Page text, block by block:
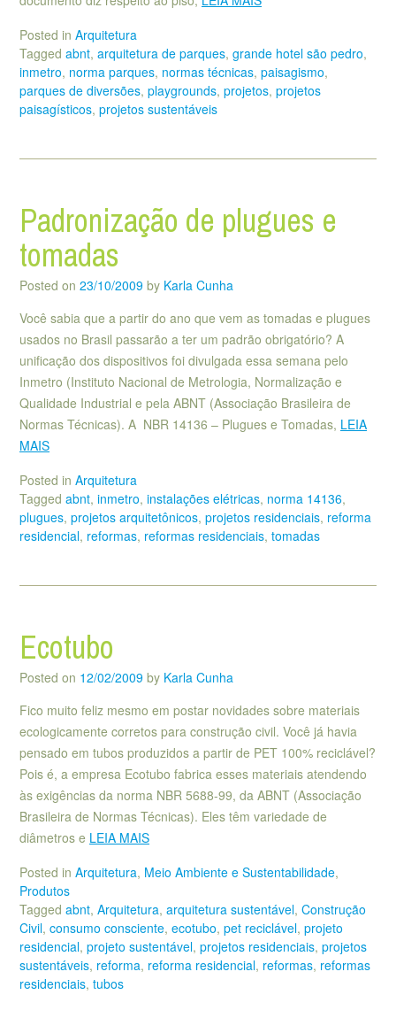
Posted in Arquitetura
Tagged abnt, arquitetura de parques, grande hotel são pedro,
inmetro, norma parques, normas técnicas, paisagismo,
parques de diversões, playgrounds, projetos, projetos
paisagísticos, projetos sustentáveis
Padronização de plugues e
tomadas
Posted on 23/10/2009 by Karla Cunha
Você sabia que a partir do ano que vem as tomadas e plugues
usados no Brasil passarão a ter um padrão obrigatório? A
unificação dos dispositivos foi divulgada essa semana pelo
Inmetro (Instituto Nacional de Metrologia, Normalização e
Qualidade Industrial e pela ABNT (Associação Brasileira de
Normas Técnicas). A NBR 14136 – Plugues e Tomadas, LEIA
MAIS
Posted in Arquitetura
Tagged abnt, inmetro, instalações elétricas, norma 14136,
plugues, projetos arquitetônicos, projetos residenciais, reforma
residencial, reformas, reformas residenciais, tomadas
Ecotubo
Posted on 12/02/2009 by Karla Cunha
Fico muito feliz mesmo em postar novidades sobre materiais
ecologicamente corretos para construção civil. Você já havia
pensado em tubos produzidos a partir de PET 100% reciclável?
Pois é, a empresa Ecotubo fabrica esses materiais atendendo
às exigências da norma NBR 5688-99, da ABNT (Associação
Brasileira de Normas Técnicas). Eles têm variedade de
diâmetros e LEIA MAIS
Posted in Arquitetura, Meio Ambiente e Sustentabilidade,
Produtos
Tagged abnt, Arquitetura, arquitetura sustentável, Construção
Civil, consumo consciente, ecotubo, pet reciclável, projeto
residencial, projeto sustentável, projetos residenciais, projetos
sustentáveis, reforma, reforma residencial, reformas, reformas
residenciais, tubos